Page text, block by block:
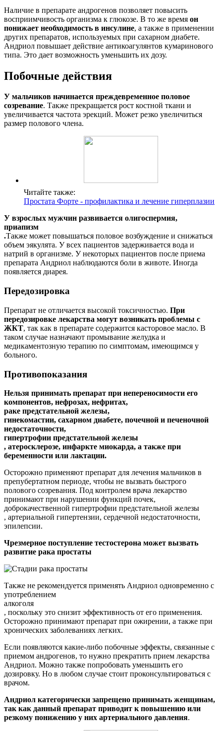
Наличие в препарате андрогенов позволяет повысить
восприимчивость организма к глюкозе. В то же время он
понижает необходимость в инсулине, а также в применении
других препаратов, используемых при сахарном диабете.
Андриол повышает действие антикоагулянтов кумаринового
типа. Это дает возможность уменьшить их дозу.
Побочные действия
У мальчиков начинается преждевременное половое
созревание. Также прекращается рост костной ткани и
увеличивается частота эрекций. Может резко увеличиться
размер полового члена.
Читайте также:
Простата Форте - профилактика и лечение гиперплазии
У взрослых мужчин развивается олигоспермия,
приапизм
.Также может повышаться половое возбуждение и снижаться
объем эякулята. У всех пациентов задерживается вода и
натрий в организме. У некоторых пациентов после приема
препарата Андриол наблюдаются боли в животе. Иногда
появляется диарея.
Передозировка
Препарат не отличается высокой токсичностью. При
передозировке лекарства могут возникать проблемы с
ЖКТ, так как в препарате содержится касторовое масло. В
таком случае назначают промывание желудка и
медикаментозную терапию по симптомам, имеющимся у
больного.
Противопоказания
Нельзя принимать препарат при непереносимости его
компонентов, нефрозах, нефритах,
раке предстательной железы,
гинекомастии, сахарном диабете, почечной и печеночной
недостаточности,
гипертрофии предстательной железы
, атеросклерозе, инфаркте миокарда, а также при
беременности или лактации.
Осторожно применяют препарат для лечения мальчиков в
препубертатном периоде, чтобы не вызвать быстрого
полового созревания. Под контролем врача лекарство
принимают при нарушении функций почек,
доброкачественной гипертрофии предстательной железы
, артериальной гипертензии, сердечной недостаточности,
эпилепсии.
Чрезмерное поступление тестостерона может вызвать
развитие рака простаты
Также не рекомендуется применять Андриол одновременно с
употреблением
алкоголя
, поскольку это снизит эффективность от его применения.
Осторожно принимают препарат при ожирении, а также при
хронических заболеваниях легких.
Если появляются какие-либо побочные эффекты, связанные с
приемом андрогенов, то нужно прекратить прием лекарства
Андриол. Можно также попробовать уменьшить его
дозировку. Но в любом случае стоит проконсультироваться с
врачом.
Андриол категорически запрещено принимать женщинам,
так как данный препарат приводит к повышению или
резкому понижению у них артериального давления.